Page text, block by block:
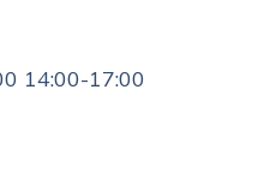
14:00-17:00